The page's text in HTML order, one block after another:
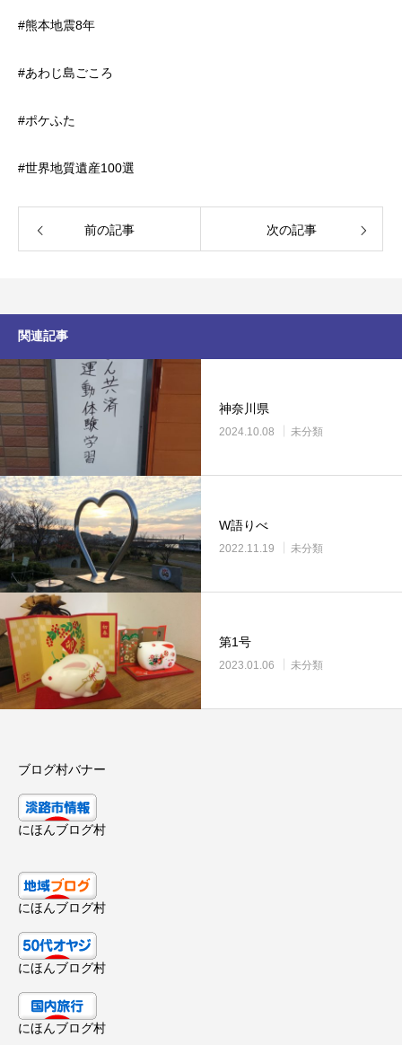
#熊本地震8年
#あわじ島ごころ
#ポケふた
#世界地質遺産100選
前の記事 次の記事
関連記事
神奈川県
2024.10.08 未分類
W語りべ
2022.11.19 未分類
第1号
2023.01.06 未分類
ブログ村バナー
にほんブログ村
にほんブログ村
にほんブログ村
にほんブログ村